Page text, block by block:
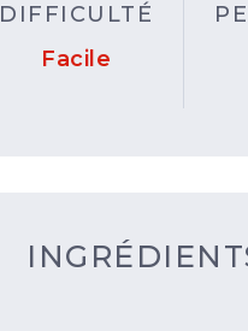
DIFFICULTÉ
Facile